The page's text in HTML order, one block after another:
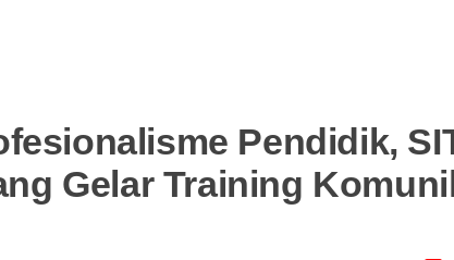
Pendidik,
Gelar Training